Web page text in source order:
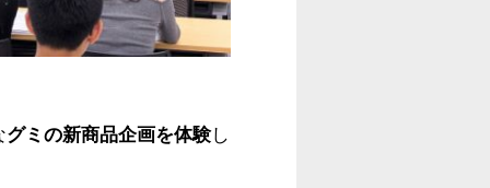
グミの新商品企画を体験し